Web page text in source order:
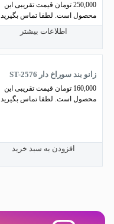
250,000 تومان قیمت تقریبی این
محصول است. لطفا تماس بگیرید
اطلاعات بیشتر
زانو بند سوراخ دار ST-2576
160,000 تومان قیمت تقریبی این
محصول است. لطفا تماس بگیرید
افزودن به سبد خرید